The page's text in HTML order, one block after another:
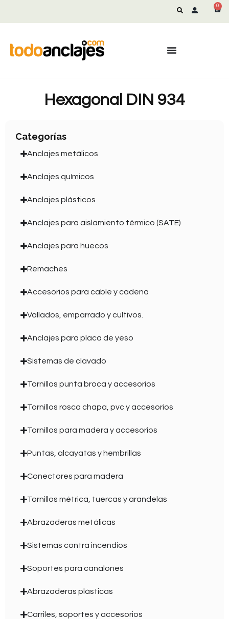
0
Hexagonal DIN 934
Categorías
Anclajes metálicos
Anclajes químicos
Anclajes plásticos
Anclajes para aislamiento térmico (SATE)
Anclajes para huecos
Remaches
Accesorios para cable y cadena
Vallados, emparrado y cultivos.
Anclajes para placa de yeso
Sistemas de clavado
Tornillos punta broca y accesorios
Tornillos rosca chapa, pvc y accesorios
Tornillos para madera y accesorios
Puntas, alcayatas y hembrillas
Conectores para madera
Tornillos métrica, tuercas y arandelas
Abrazaderas metálicas
Sistemas contra incendios
Soportes para canalones
Abrazaderas plásticas
Carriles, soportes y accesorios